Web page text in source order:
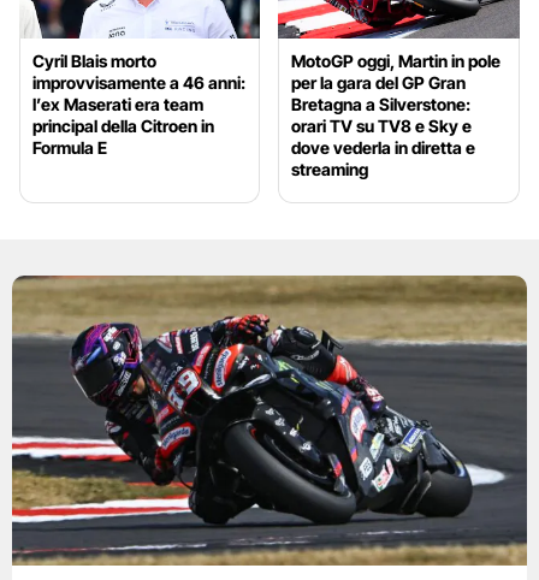
Cyril Blais morto
improvvisamente a 46 anni:
l’ex Maserati era team
principal della Citroen in
Formula E
MotoGP oggi, Martin in pole
per la gara del GP Gran
Bretagna a Silverstone:
orari TV su TV8 e Sky e
dove vederla in diretta e
streaming